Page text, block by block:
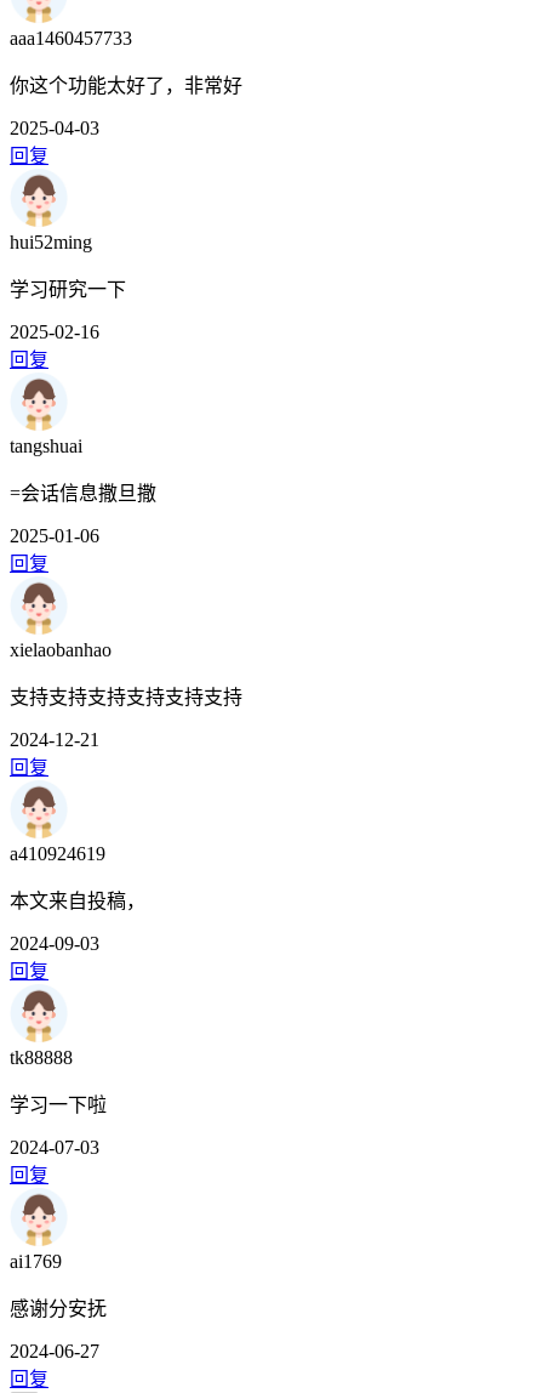
aaa1460457733
你这个功能太好了，非常好
2025-04-03
回复
hui52ming
学习研究一下
2025-02-16
回复
tangshuai
=会话信息撒旦撒
2025-01-06
回复
xielaobanhao
支持支持支持支持支持支持
2024-12-21
回复
a410924619
本文来自投稿，
2024-09-03
回复
tk88888
学习一下啦
2024-07-03
回复
ai1769
感谢分安抚
2024-06-27
回复